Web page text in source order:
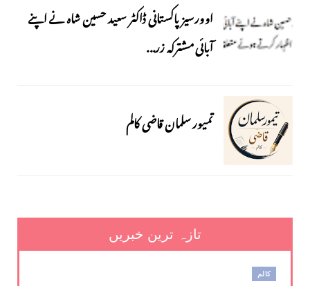
اوورسیز پاکستانی ڈاکٹر سعید حسین شاہ نے اپنے
آبائی مشترکہ زر...
تمیور سلمان قاضی کالم
تازہ ترین خبریں
کالم